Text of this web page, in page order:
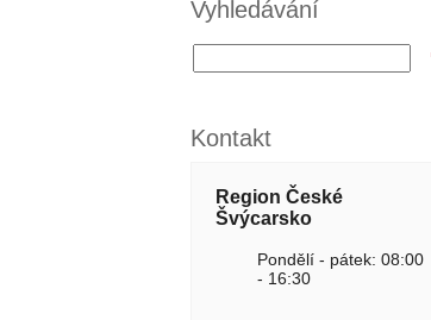
Vyhledávání
Kontakt
Region České
Švýcarsko
Pondělí - pátek: 08:00
- 16:30